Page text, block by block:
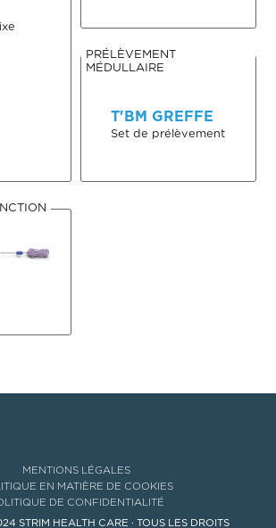
PRÉLÈVEMENT
MÉDULLAIRE
T'BM GREFFE
Set de prélèvement
MENTIONS LÉGALES
EN MATIÈRE DE COOKIES
DE CONFIDENTIALITÉ
STRIM HEALTH CARE · TOUS LES DROITS